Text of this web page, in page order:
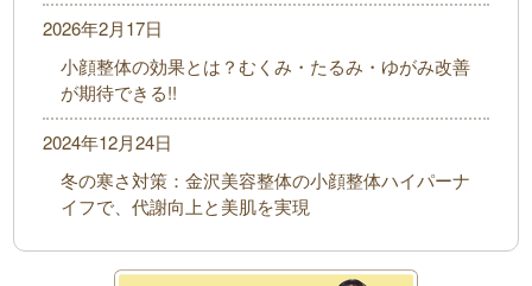
小顔整体の効果とは？むくみ・たるみ・ゆがみ改善
が期待できる!!
2026年2月17日
冬の寒さ対策：金沢美容整体の小顔整体ハイパーナ
イフで、代謝向上と美肌を実現
2024年12月24日